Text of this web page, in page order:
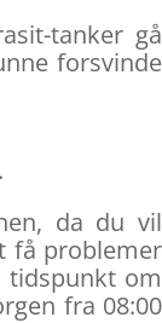
tanker gå
forsvinde
da du vil
få problemer
tidspunkt om
fra 08:00